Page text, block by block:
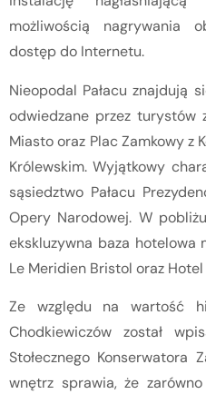
możliwością nagrywania
dostęp do Internetu.
Nieopodal Pałacu znajdują
odwiedzane przez turystów
Miasto oraz Plac Zamkowy z
Królewskim. Wyjątkowy
sąsiedztwo Pałacu
Opery Narodowej. W
ekskluzywna baza hotelowa
Le Meridien Bristol oraz
Ze względu na wartość
Chodkiewiczów został
Stołecznego Konserwatora
wnętrz sprawia, że